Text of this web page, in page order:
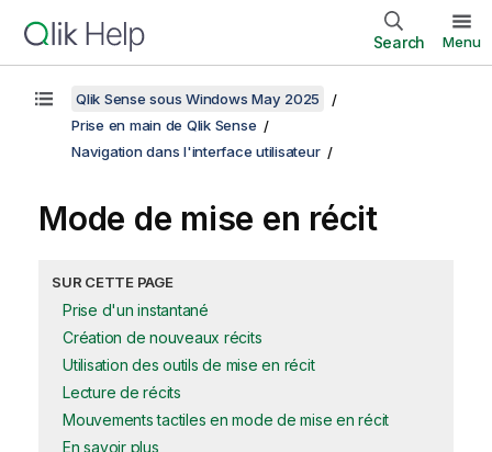
Search Menu
Qlik Sense sous Windows May 2025
Prise en main de Qlik Sense
Navigation dans l'interface utilisateur
Mode de mise en récit
SUR CETTE PAGE
Prise d'un instantané
Création de nouveaux récits
Utilisation des outils de mise en récit
Lecture de récits
Mouvements tactiles en mode de mise en récit
En savoir plus